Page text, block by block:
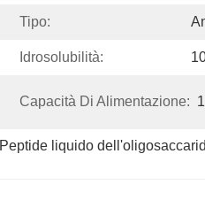
Tipo:
Idrosolubilità:
Capacità Di Alimentazione:
Peptide liquido